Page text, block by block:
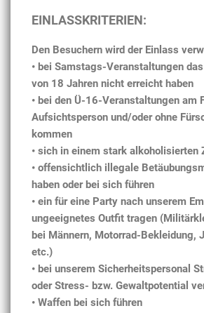
EINLASSKRITERIEN:
Den Besuchern wird der Einlass
• bei Samstags-Veranstaltungen
von 18 Jahren nicht erreicht haben
• bei den Ü-16-Veranstaltungen am
Aufsichtsperson und/oder ohne
kommen
• sich in einem stark alkoholisierten
• offensichtlich illegale
haben oder bei sich führen
• ein für eine Party nach unserem
ungeeignetes Outfit tragen
bei Männern, Motorrad-Bekleidung,
etc.)
• bei unserem Sicherheitspersonal
oder Stress- bzw. Gewaltpotential
• Waffen bei sich führen